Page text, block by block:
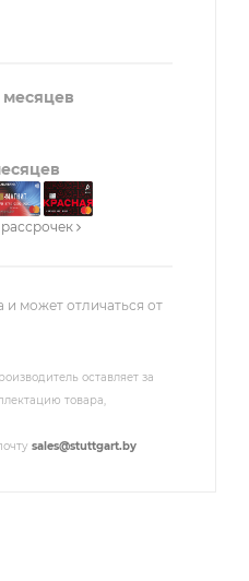
месяцев
и может отличаться от
оставляет за
товара,
sales@stuttgart.by